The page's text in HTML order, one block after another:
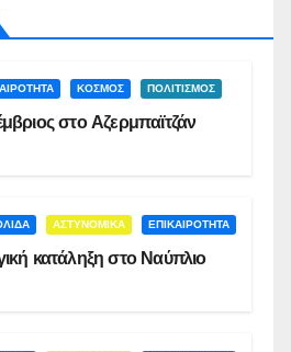
ΚΟΣΜΟΣ ΠΟΛΙΤΙΣΜΟΣ
στο Αζερμπαϊτζάν
ΑΣΤΥΝΟΜΙΚΑ ΕΠΙΚΑΙΡΟΤΗΤΑ
κατάληξη στο Ναύπλιο